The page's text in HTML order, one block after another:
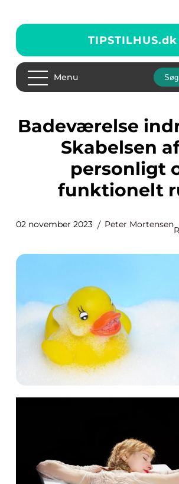
TIPSTILHUS.dk
Menu
Badeværelse indretning:
Skabelsen
personligt
funktionelt
02 november 2023 Peter Mortensen